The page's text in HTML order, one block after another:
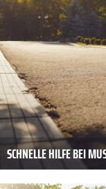
SCHNELLE HILFE BEI